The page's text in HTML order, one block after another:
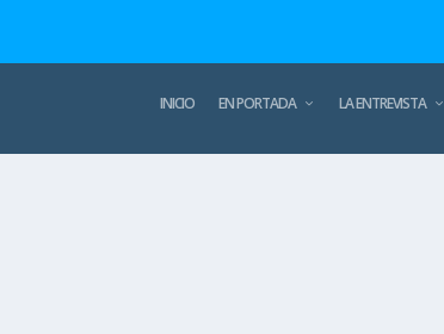
INICIO EN PORTADA LA ENTREVISTA